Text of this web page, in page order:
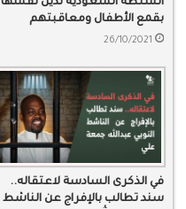
بقمع الأطفال ومعاقبتهم
26/10/2021
في الذكرى السادسة لاعتقاله..
سند تطالب بالإفراج عن الناشط